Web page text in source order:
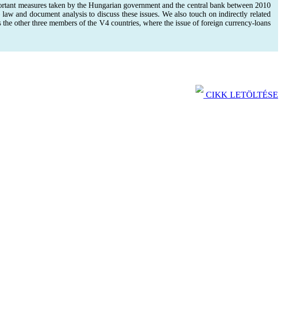
measures taken by the Hungarian government and the central bank between 2010
and document analysis to discuss these issues. We also touch on indirectly related
other three members of the V4 countries, where the issue of foreign currency-loans
CIKK LETÖLTÉSE